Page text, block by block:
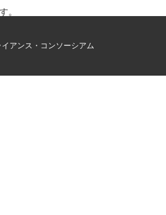
。
アンス・コンソーシアム